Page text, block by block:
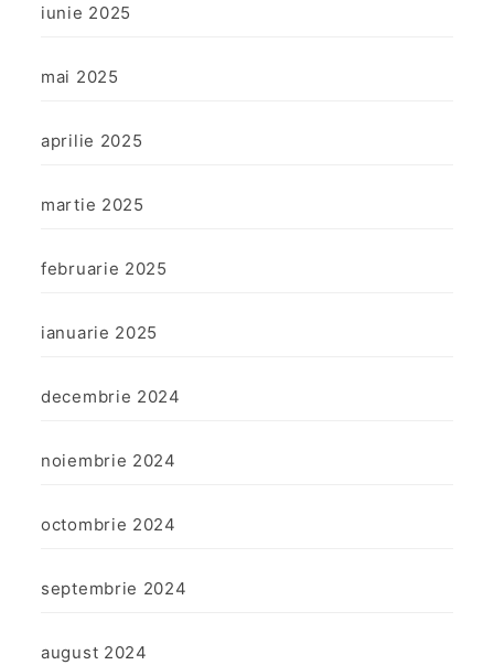
iunie 2025
mai 2025
aprilie 2025
martie 2025
februarie 2025
ianuarie 2025
decembrie 2024
noiembrie 2024
octombrie 2024
septembrie 2024
august 2024